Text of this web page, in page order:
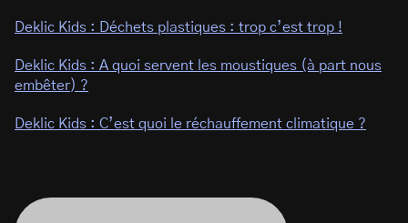
Deklic Kids : Déchets plastiques : trop c’est trop !
Deklic Kids : A quoi servent les moustiques (à part nous
embêter) ?
Deklic Kids : C’est quoi le réchauffement climatique ?